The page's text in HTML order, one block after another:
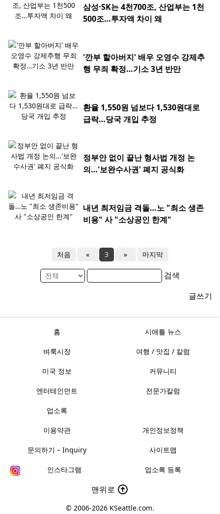
삼성·SK는 4천700조, 산업부는 1천
500조…투자액 차이 왜
'깐부 할아버지' 배우 오영수 강제추
행 무죄 확정…기소 3년 반만
환율 1,550원 넘보다 1,530원대로
급락…당국 개입 추정
정부안 없이 끝난 형사법 개정 논
의…'보완수사권' 폐지 공식화
내년 최저임금 격돌…노 "최소 생존
비용" 사 "소상공인 한계"
처음 « 3 » 마지막
검색
글쓰기
홈 시애틀 뉴스
벼룩시장 여행 / 맛집 / 칼럼
미국 정보 커뮤니티
엔터테인먼트 전문가칼럼
업소록
이용약관 개인정보정책
문의하기 – Inquiry 사이트맵
인스타그램 업소록 등록
맨위로
© 2006-2026 KSeattle.com.